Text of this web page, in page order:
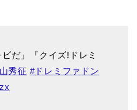
だ」『クイズ!ドレミ
秀征 #ドレミファドン